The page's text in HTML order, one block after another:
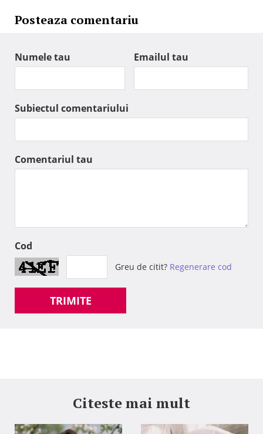
Posteaza comentariu
Numele tau Emailul tau
Subiectul comentariului
Comentariul tau
Cod
Greu de citit? Regenerare cod
TRIMITE
Citeste mai mult